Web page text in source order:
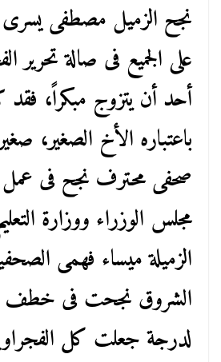
نجح الزميل مصطفى
على الجميع فى صالة تحرير
أحد أن يتزوج مبكراً، فقد
باعتباره الأخ الصغير،
صحفى محترف نجح فى
مجلس الوزراء ووزارة
الزميلة ميساء فهمى
الشروق نجحت فى
لدرجة جعلت كل